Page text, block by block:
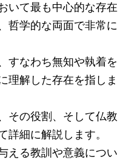
いて最も中心的な存在
哲学的な両面で非常に
すなわち無知や執着を
理解した存在を指しま
その役割、そして仏教
詳細に解説します。
える教訓や意義につい